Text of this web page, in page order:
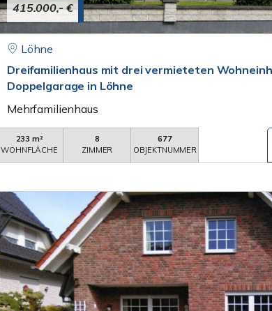
415.000,- €
Löhne
Dreifamilienhaus mit drei vermieteten
Doppelgarage in Löhne
Mehrfamilienhaus
233 m²
WOHNFLÄCHE
8
ZIMMER
677
OBJEKTNUMMER